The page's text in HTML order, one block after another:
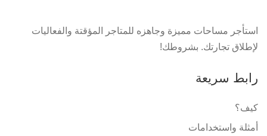
استأجر مساحات مميزة وجاهزه للمتاجر المؤقتة والفعاليات
لإطلاق تجارتك. بشروطك!
رابط سريعة
كيف؟
أمثلة واستخدامات